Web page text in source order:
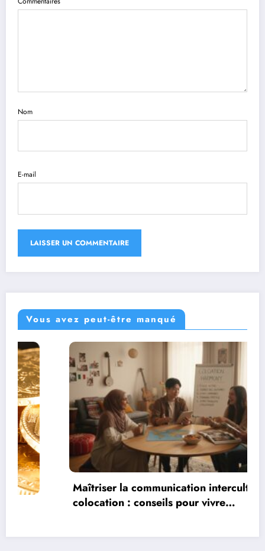
Nom
E-mail
Vous avez peut-être manqué
Maîtriser la communication interculturelle en
colocation : conseils pour vivre